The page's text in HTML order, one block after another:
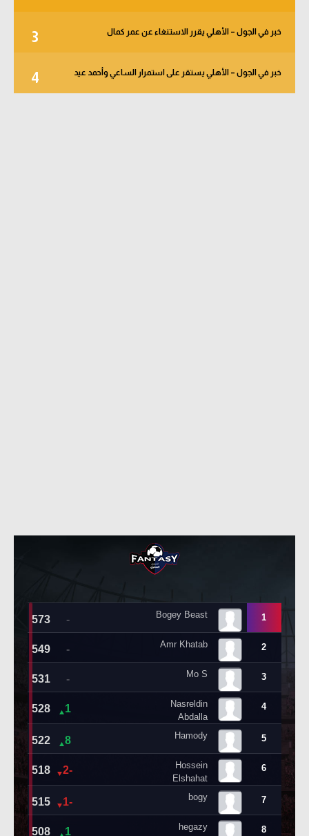
3 خبر في الجول – الأهلي يقرر الاستنغاء عن عمر كمال
4 خبر في الجول – الأهلي يستقر على استمرار الساعي وأحمد عيد